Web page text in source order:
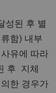
성된 후 별
함) 내부
유에 따라
후 지체
한 경우가